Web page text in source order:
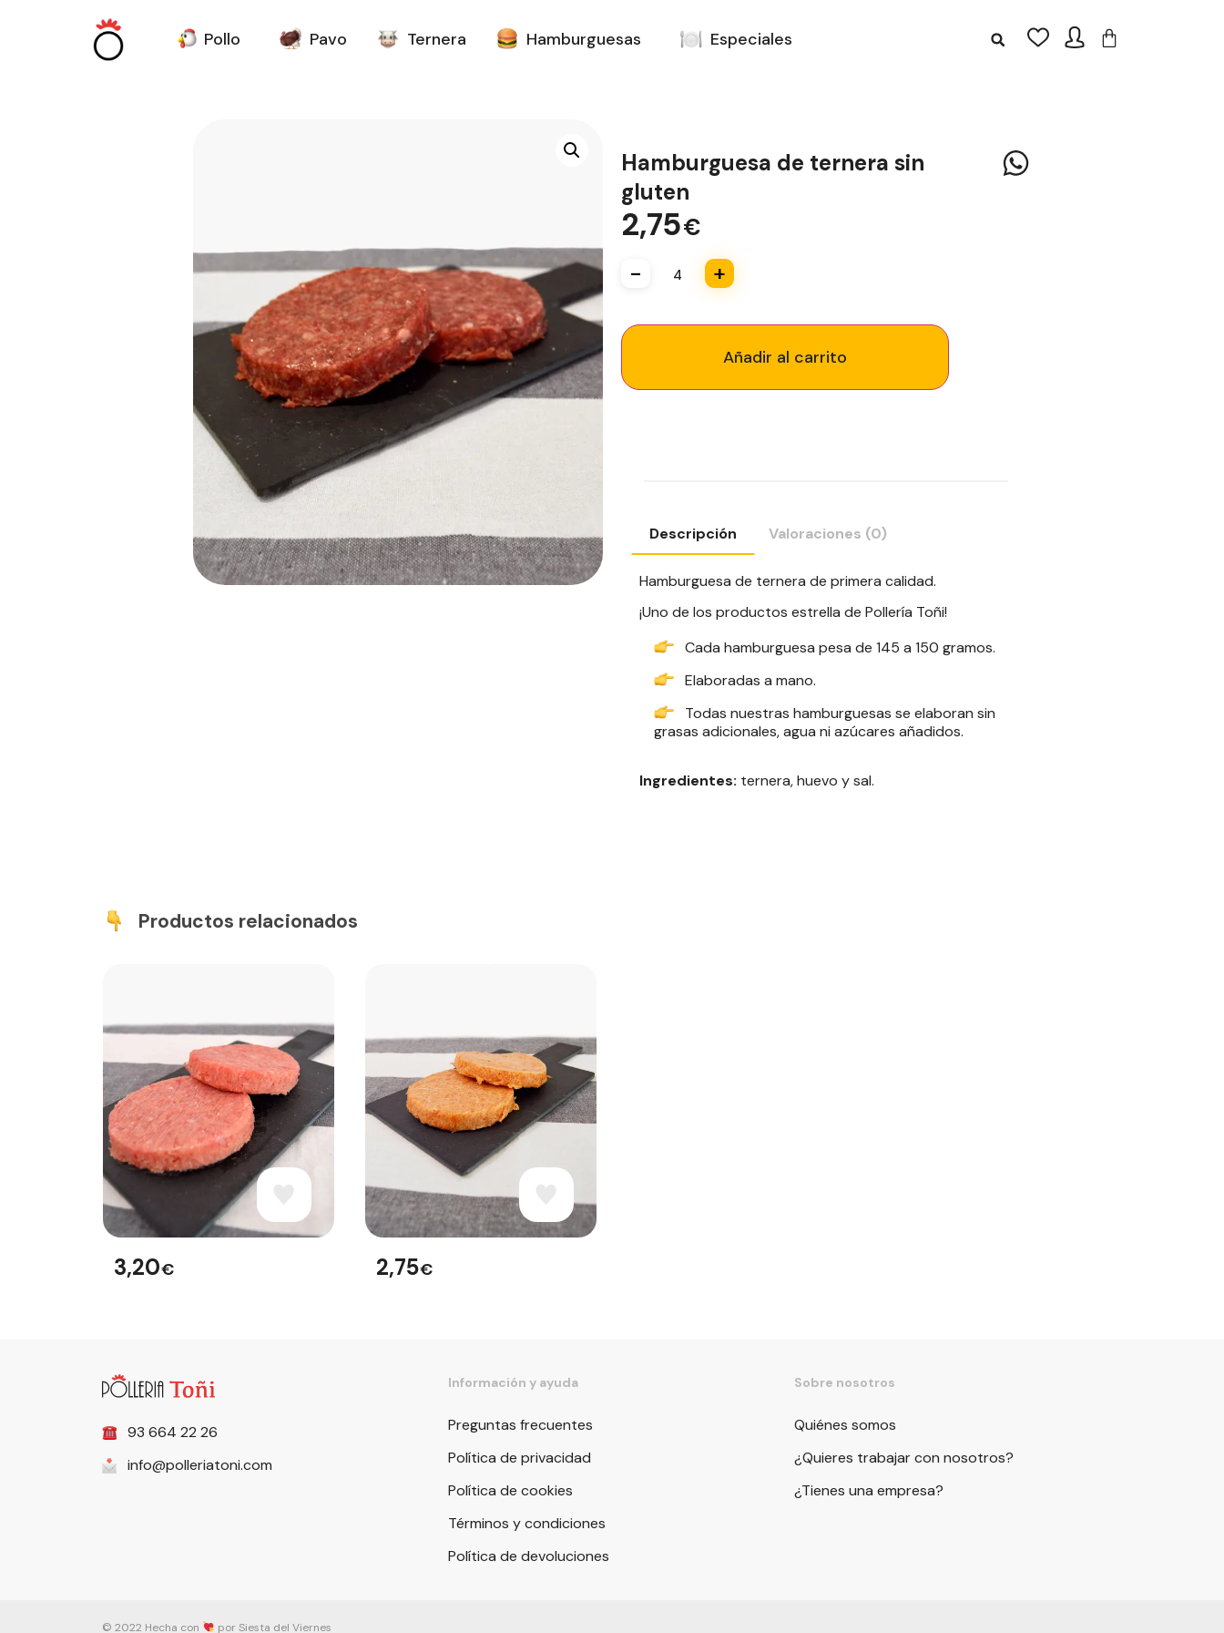
Pollo Pavo Ternera Hamburguesas Especiales
Hamburguesa de ternera sin
gluten
2,75€
-
+
Añadir al carrito
Descripción Valoraciones (0)
Hamburguesa de ternera de primera calidad.
¡Uno de los productos estrella de Pollería Toñi!
Cada hamburguesa pesa de 145 a 150 gramos.
Elaboradas a mano.
Todas nuestras hamburguesas se elaboran sin
grasas adicionales, agua ni azúcares añadidos.
Ingredientes: ternera, huevo y sal.
Productos relacionados
3,20€ 2,75€
93 664 22 26
info@polleriatoni.com
Información y ayuda
Preguntas frecuentes
Política de privacidad
Política de cookies
Términos y condiciones
Política de devoluciones
Sobre nosotros
Quiénes somos
¿Quieres trabajar con nosotros?
¿Tienes una empresa?
© 2022 Hecha con por Siesta del Viernes